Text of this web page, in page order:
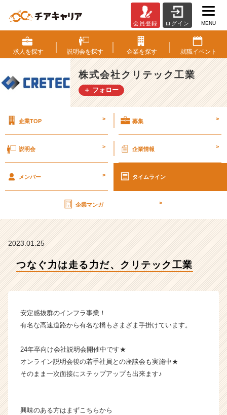
な
ぐ
力
は
走
る
リ
ク
式
会
テ
ッ
工
の
タ
ム
ラ
ン】
ン
会員登録 ログイン MENU
求人を探す 説明会を探す 企業を探す 就職イベント
株式会社クリテック工業
＋ フォロー
企業TOP > 募集 >
説明会 > 企業情報 >
メンバー > タイムライン
企業マンガ >
2023.01.25
つなぐ力は走る力だ、クリテック工業
安定感抜群のインフラ事業！
有名な高速道路から有名な橋もさまざま手掛けています。
24年卒向け会社説明会開催中です★
オンライン説明会後の若手社員との座談会も実施中★
そのまま一次面接にステップアップも出来ます♪
興味のある方はまずこちらから